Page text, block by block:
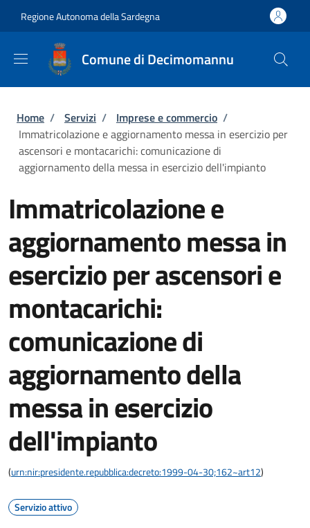
Regione Autonoma della Sardegna
Comune di Decimomannu
Briciole di pane
Home / Servizi / Imprese e commercio /
Immatricolazione e aggiornamento messa in esercizio per
ascensori e montacarichi: comunicazione di
aggiornamento della messa in esercizio dell'impianto
Immatricolazione e
aggiornamento messa in
esercizio per ascensori e
montacarichi:
comunicazione di
aggiornamento della
messa in esercizio
dell'impianto
(urn:nir:presidente.repubblica:decreto:1999-04-30;162~art12)
Servizio attivo